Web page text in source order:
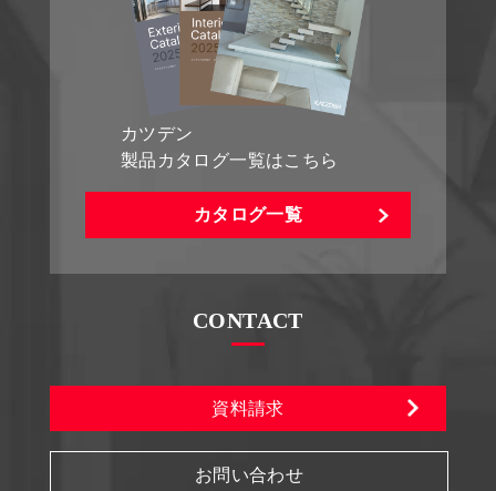
カツデン
製品カタログ一覧はこちら
カタログ一覧
CONTACT
資料請求
お問い合わせ